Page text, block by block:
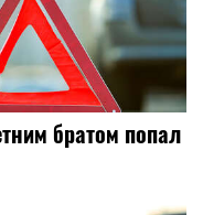
братом попал